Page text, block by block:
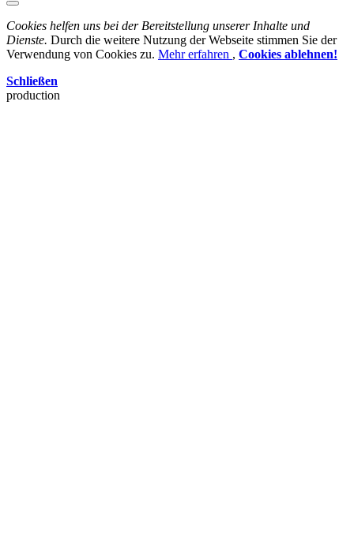
Cookies helfen uns bei der Bereitstellung unserer Inhalte und
Dienste. Durch die weitere Nutzung der Webseite stimmen Sie der
Verwendung von Cookies zu. Mehr erfahren , Cookies ablehnen!
Schließen
production